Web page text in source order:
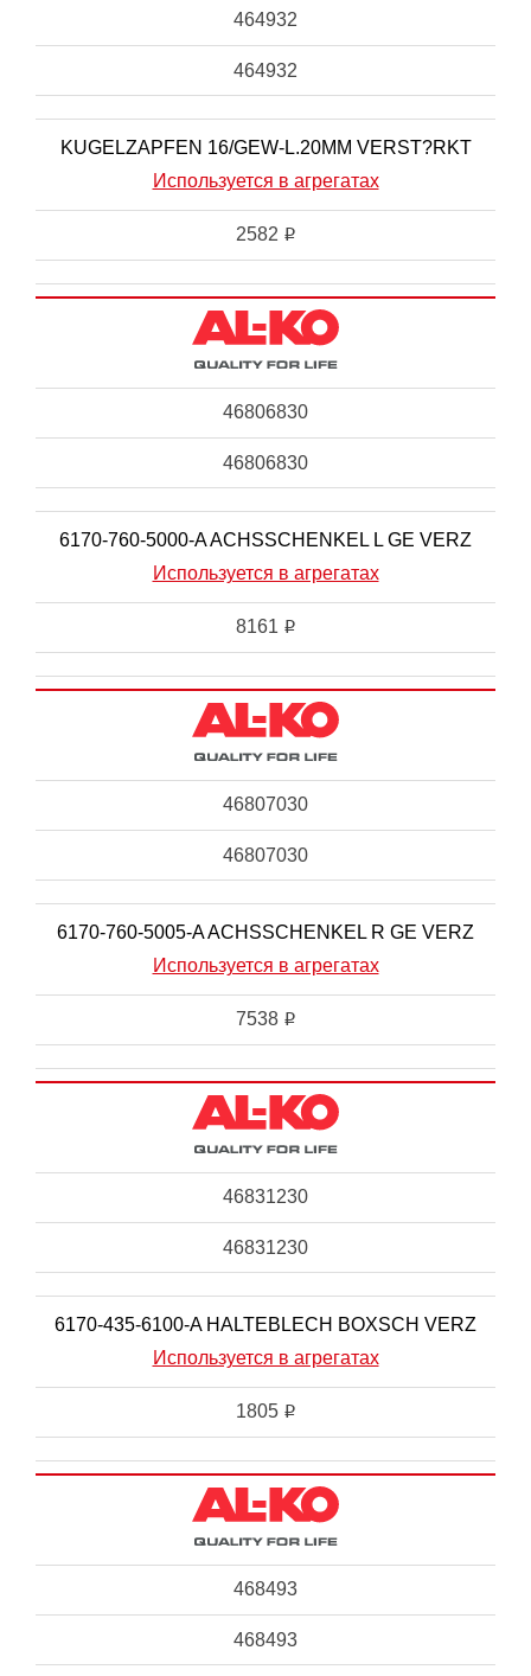
464932
464932
KUGELZAPFEN 16/GEW-L.20MM VERST?RKT
Используется в агрегатах
2582 i
46806830
46806830
6170-760-5000-A ACHSSCHENKEL L GE VERZ
Используется в агрегатах
8161 i
46807030
46807030
6170-760-5005-A ACHSSCHENKEL R GE VERZ
Используется в агрегатах
7538 i
46831230
46831230
6170-435-6100-A HALTEBLECH BOXSCH VERZ
Используется в агрегатах
1805 i
468493
468493